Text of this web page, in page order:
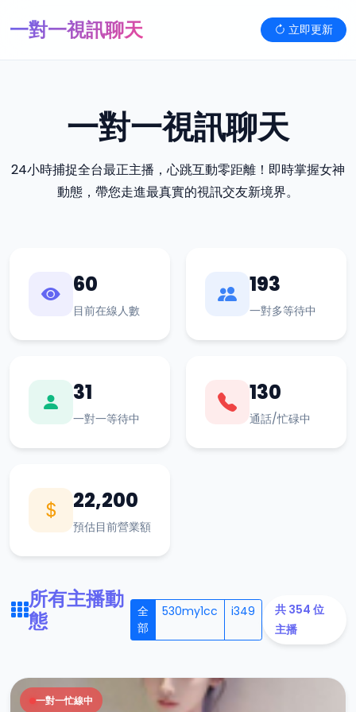
一對一視訊聊天 立即更新
一對一視訊聊天
24小時捕捉全台最正主播，心跳互動零距離！即時掌握女神
動態，帶您走進最真實的視訊交友新境界。
60
目前在線人數
193
一對多等待中
31
一對一等待中
130
通話/忙碌中
22,200
預估目前營業額
所有主播動
態
全
部
530my1cc i349
共 354 位
主播
一對一忙線中